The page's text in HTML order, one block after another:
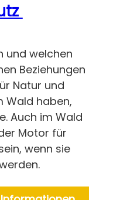
und welchen
Beziehungen
Natur und
Wald haben,
Auch im Wald
Motor für
wenn sie